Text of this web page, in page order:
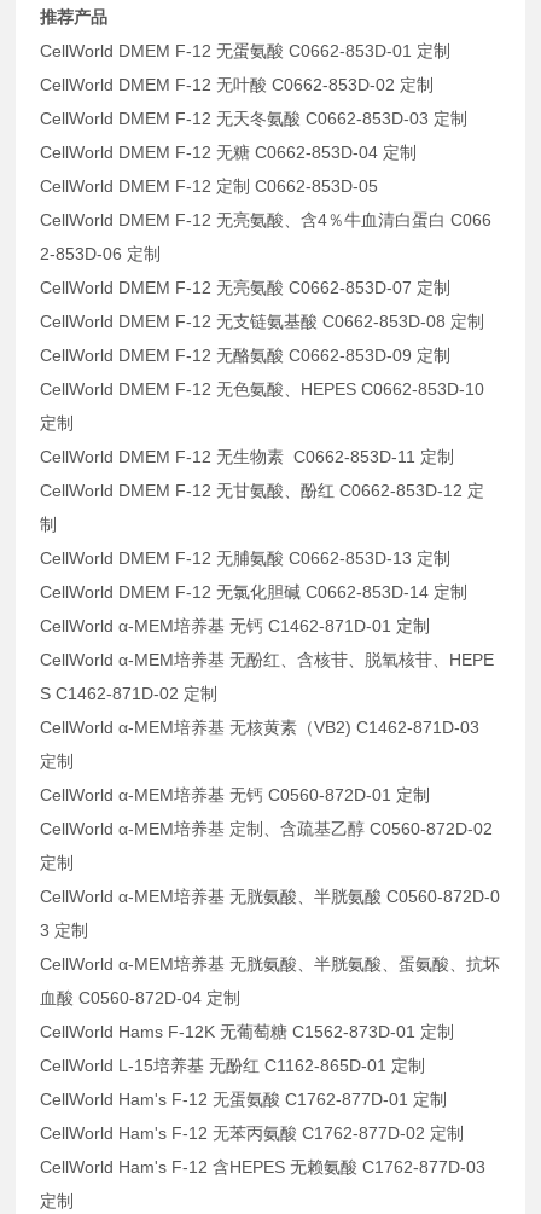
推荐产品
CellWorld DMEM F-12 无蛋氨酸 C0662-853D-01 定制
CellWorld DMEM F-12 无叶酸 C0662-853D-02 定制
CellWorld DMEM F-12 无天冬氨酸 C0662-853D-03 定制
CellWorld DMEM F-12 无糖 C0662-853D-04 定制
CellWorld DMEM F-12 定制 C0662-853D-05
CellWorld DMEM F-12 无亮氨酸、含4％牛血清白蛋白 C066
2-853D-06 定制
CellWorld DMEM F-12 无亮氨酸 C0662-853D-07 定制
CellWorld DMEM F-12 无支链氨基酸 C0662-853D-08 定制
CellWorld DMEM F-12 无酪氨酸 C0662-853D-09 定制
CellWorld DMEM F-12 无色氨酸、HEPES C0662-853D-10
定制
CellWorld DMEM F-12 无生物素 C0662-853D-11 定制
CellWorld DMEM F-12 无甘氨酸、酚红 C0662-853D-12 定
制
CellWorld DMEM F-12 无脯氨酸 C0662-853D-13 定制
CellWorld DMEM F-12 无氯化胆碱 C0662-853D-14 定制
CellWorld α-MEM培养基 无钙 C1462-871D-01 定制
CellWorld α-MEM培养基 无酚红、含核苷、脱氧核苷、HEPE
S C1462-871D-02 定制
CellWorld α-MEM培养基 无核黄素（VB2) C1462-871D-03
定制
CellWorld α-MEM培养基 无钙 C0560-872D-01 定制
CellWorld α-MEM培养基 定制、含疏基乙醇 C0560-872D-02
定制
CellWorld α-MEM培养基 无胱氨酸、半胱氨酸 C0560-872D-0
3 定制
CellWorld α-MEM培养基 无胱氨酸、半胱氨酸、蛋氨酸、抗坏
血酸 C0560-872D-04 定制
CellWorld Hams F-12K 无葡萄糖 C1562-873D-01 定制
CellWorld L-15培养基 无酚红 C1162-865D-01 定制
CellWorld Ham's F-12 无蛋氨酸 C1762-877D-01 定制
CellWorld Ham's F-12 无苯丙氨酸 C1762-877D-02 定制
CellWorld Ham's F-12 含HEPES 无赖氨酸 C1762-877D-03
定制